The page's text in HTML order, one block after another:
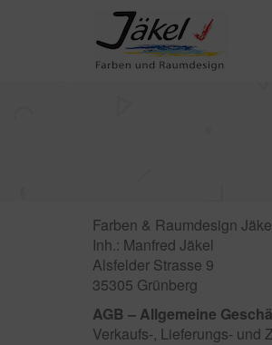
Farben & Raumdesign
Inh.: Manfred Jäkel
Alsfelder Strasse 9
35305 Grünberg
AGB – Allgemeine
Verkaufs-, Lieferungs- und